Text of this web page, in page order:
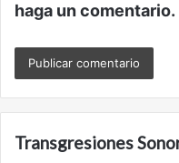
haga un comentario.
Transgresiones